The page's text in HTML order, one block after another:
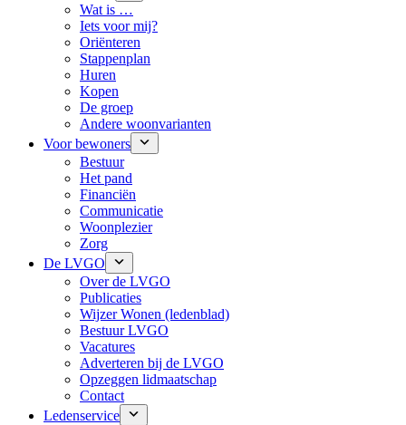
Wat is …
Iets voor mij?
Oriënteren
Stappenplan
Huren
Kopen
De groep
Andere woonvarianten
Voor bewoners
Bestuur
Het pand
Financiën
Communicatie
Woonplezier
Zorg
De LVGO
Over de LVGO
Publicaties
Wijzer Wonen (ledenblad)
Bestuur LVGO
Vacatures
Adverteren bij de LVGO
Opzeggen lidmaatschap
Contact
Ledenservice